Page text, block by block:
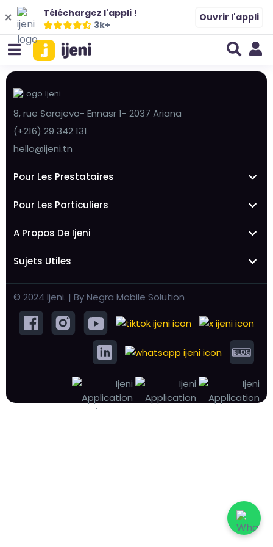
Téléchargez l'appli !
3k+
Ouvrir l'appli
8, rue Sarajevo- Ennasr 1- 2037 Ariana
(+216) 29 342 131
hello@ijeni.tn
Pour Les Prestataires
Pour Les Particuliers
A Propos De Ijeni
Sujets Utiles
© 2024 Ijeni. | By Negra Mobile Solution